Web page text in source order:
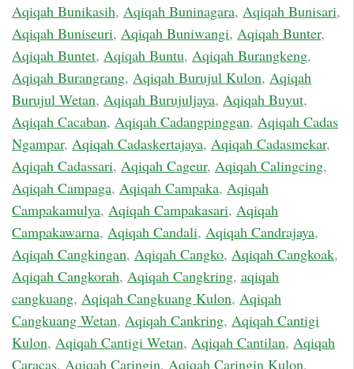
Aqiqah Bunikasih, Aqiqah Buninagara, Aqiqah Bunisari,
Aqiqah Buniseuri, Aqiqah Buniwangi, Aqiqah Bunter,
Aqiqah Buntet, Aqiqah Buntu, Aqiqah Burangkeng,
Aqiqah Burangrang, Aqiqah Burujul Kulon, Aqiqah
Burujul Wetan, Aqiqah Burujuljaya, Aqiqah Buyut,
Aqiqah Cacaban, Aqiqah Cadangpinggan, Aqiqah Cadas
Ngampar, Aqiqah Cadaskertajaya, Aqiqah Cadasmekar,
Aqiqah Cadassari, Aqiqah Cageur, Aqiqah Calingcing,
Aqiqah Campaga, Aqiqah Campaka, Aqiqah
Campakamulya, Aqiqah Campakasari, Aqiqah
Campakawarna, Aqiqah Candali, Aqiqah Candrajaya,
Aqiqah Cangkingan, Aqiqah Cangko, Aqiqah Cangkoak,
Aqiqah Cangkorah, Aqiqah Cangkring, aqiqah
cangkuang, Aqiqah Cangkuang Kulon, Aqiqah
Cangkuang Wetan, Aqiqah Cankring, Aqiqah Cantigi
Kulon, Aqiqah Cantigi Wetan, Aqiqah Cantilan, Aqiqah
Caracas, Aqiqah Caringin, Aqiqah Caringin Kulon,